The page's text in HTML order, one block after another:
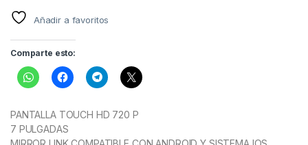
Añadir a favoritos
Comparte esto:
PANTALLA TOUCH HD 720 P
7 PULGADAS